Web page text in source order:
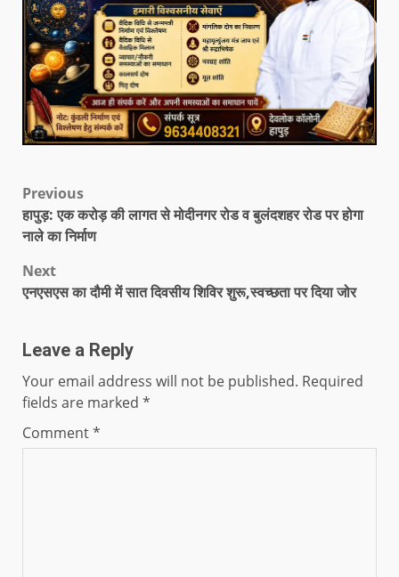
Previous
हापुड़: एक करोड़ की लागत से मोदीनगर रोड व बुलंदशहर रोड पर होगा
नाले का निर्माण
Next
एनएसएस का दौमी में सात दिवसीय शिविर शुरू,स्वच्छता पर दिया जोर
Leave a Reply
Your email address will not be published. Required
fields are marked *
Comment*